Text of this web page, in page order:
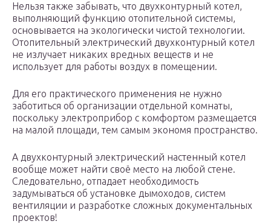
Нельзя также забывать, что двухконтурный котел,
выполняющий функцию отопительной системы,
основывается на экологически чистой технологии.
Отопительный электрический двухконтурный котел
не излучает никаких вредных веществ и не
использует для работы воздух в помещении.
Для его практического применения не нужно
заботиться об организации отдельной комнаты,
поскольку электроприбор с комфортом размещается
на малой площади, тем самым экономя пространство.
А двухконтурный электрический настенный котел
вообще может найти своё место на любой стене.
Следовательно, отпадает необходимость
задумываться об установке дымоходов, систем
вентиляции и разработке сложных документальных
проектов!